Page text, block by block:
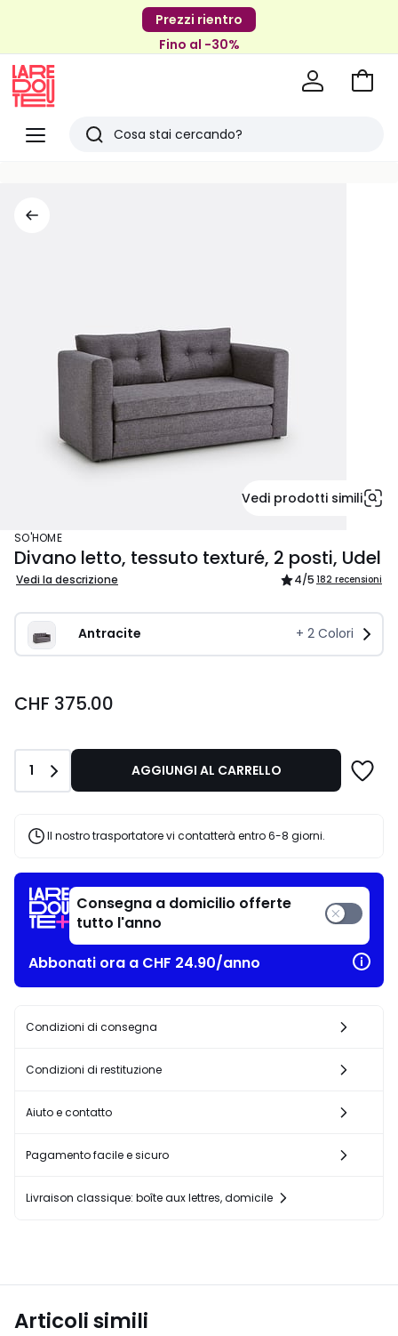
Prezzi rientro
Fino al -30%
Menu
Redoute
Ricerca
Vai
Vedi prodotti simili
SO'HOME
Divano letto, tessuto texturé, 2 posti, Udel
Vedi la descrizione 4/5 182 recensioni
Antracite + 2 Colori
375.00.
CHF 375.00
Quantità
1 AGGIUNGI AL CARRELLO
Il nostro trasportatore vi contatterà entro 6-8 giorni.
Consegna a domicilio offerte
tutto l'anno
Abbonati ora a CHF 24.90/anno
Condizioni di consegna
Condizioni di restituzione
Aiuto e contatto
Pagamento facile e sicuro
Livraison classique: boîte aux lettres, domicile
Articoli simili